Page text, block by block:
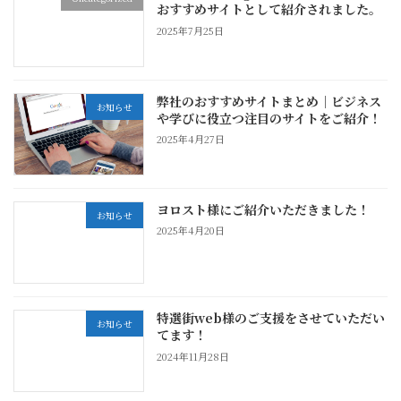
おすすめサイトとして紹介されました。
2025年7月25日
お知らせ
弊社のおすすめサイトまとめ｜ビジネス
や学びに役立つ注目のサイトをご紹介！
2025年4月27日
お知らせ ヨロスト様にご紹介いただきました！
2025年4月20日
お知らせ
特選街web様のご支援をさせていただい
てます！
2024年11月28日